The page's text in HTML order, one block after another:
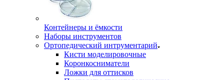
Контейнеры и ёмкости
Наборы инструментов
Ортопедический интрументарий
Кисти моделировочные
Коронкосниматели
Ложки для оттисков